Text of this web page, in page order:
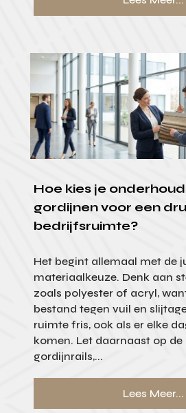
Hoe kies je
gordijnen voor een
bedrijfsruimte?
Het begint allemaal met de
materiaalkeuze. Denk aan
zoals polyester of acryl,
bestand tegen vuil en
ruimte fris, ook als er elke
komen. Let daarnaast op
gordijnrails,...
Lees Meer...